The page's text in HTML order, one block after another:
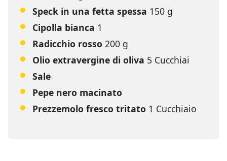
Speck in una fetta spessa 150 g
Cipolla bianca 1
Radicchio rosso 200 g
Olio extravergine di oliva 5 Cucchiai
Sale
Pepe nero macinato
Prezzemolo fresco tritato 1 Cucchiaio